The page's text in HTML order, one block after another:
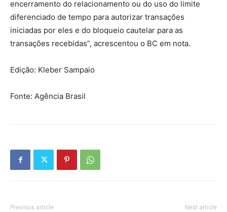
encerramento do relacionamento ou do uso do limite
diferenciado de tempo para autorizar transações
iniciadas por eles e do bloqueio cautelar para as
transações recebidas”, acrescentou o BC em nota.
Edição: Kleber Sampaio
Fonte: Agência Brasil
Previous article Next article